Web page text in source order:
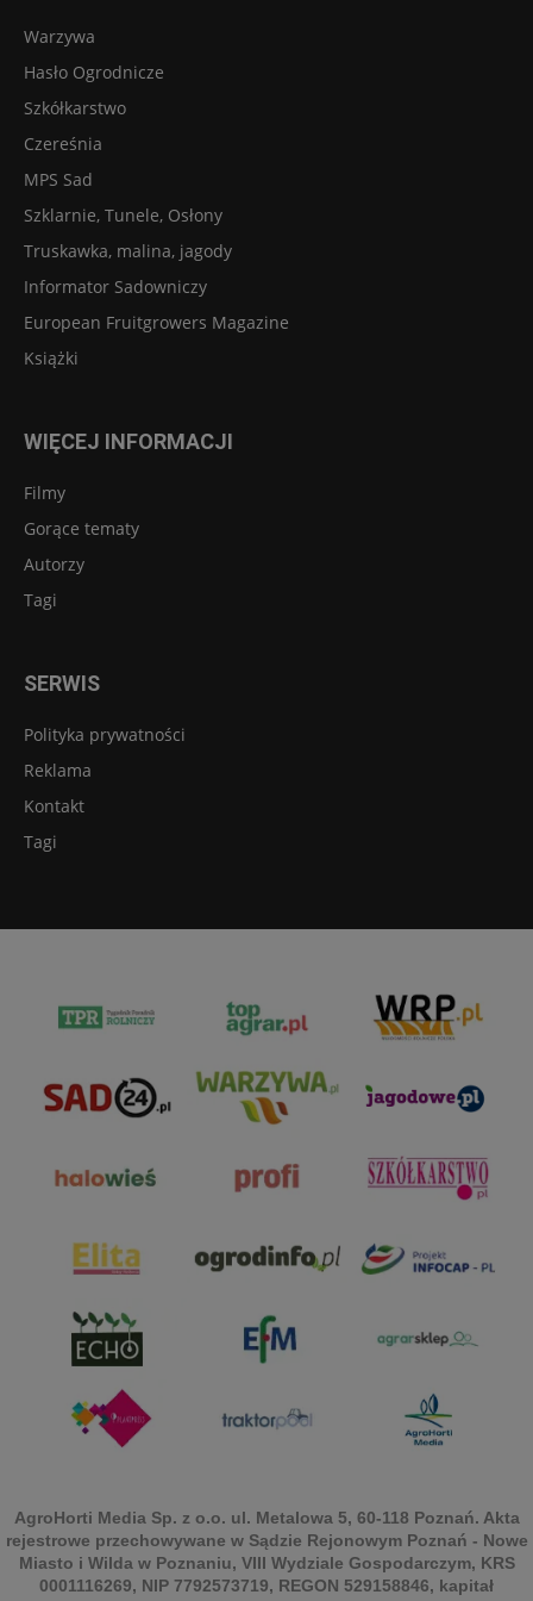
Warzywa
Hasło Ogrodnicze
Szkółkarstwo
Czereśnia
MPS Sad
Szklarnie, Tunele, Osłony
Truskawka, malina, jagody
Informator Sadowniczy
European Fruitgrowers Magazine
Książki
WIĘCEJ INFORMACJI
Filmy
Gorące tematy
Autorzy
Tagi
SERWIS
Polityka prywatności
Reklama
Kontakt
Tagi
AgroHorti Media Sp. z o.o. ul. Metalowa 5, 60-118 Poznań. Akta
rejestrowe przechowywane w Sądzie Rejonowym Poznań - Nowe
Miasto i Wilda w Poznaniu, VIII Wydziale Gospodarczym, KRS
0001116269, NIP 7792573719, REGON 529158846, kapitał